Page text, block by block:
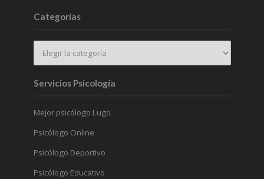
Categorías
Servicios Psicología
Mejor psicólogo Lugo
Psicólogo Online
Psicólogo Deportivo
Psicólogo Educativo